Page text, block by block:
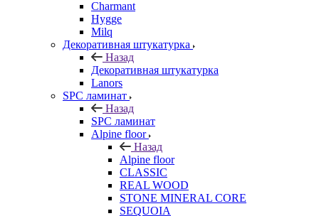
Charmant
Hygge
Milq
Декоративная штукатурка
Назад
Декоративная штукатурка
Lanors
SPC ламинат
Назад
SPC ламинат
Alpine floor
Назад
Alpine floor
CLASSIC
REAL WOOD
STONE MINERAL CORE
SEQUOIA